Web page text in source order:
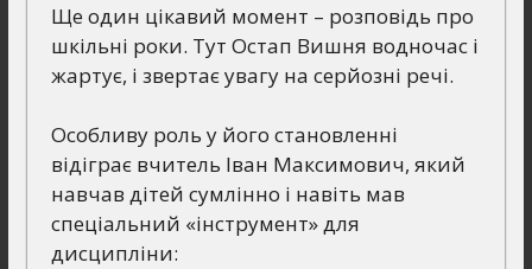
Ще один цікавий момент – розповідь про
шкільні роки. Тут Остап Вишня водночас і
жартує, і звертає увагу на серйозні речі.
Особливу роль у його становленні
відіграє вчитель Іван Максимович, який
навчав дітей сумлінно і навіть мав
спеціальний «інструмент» для
дисципліни: